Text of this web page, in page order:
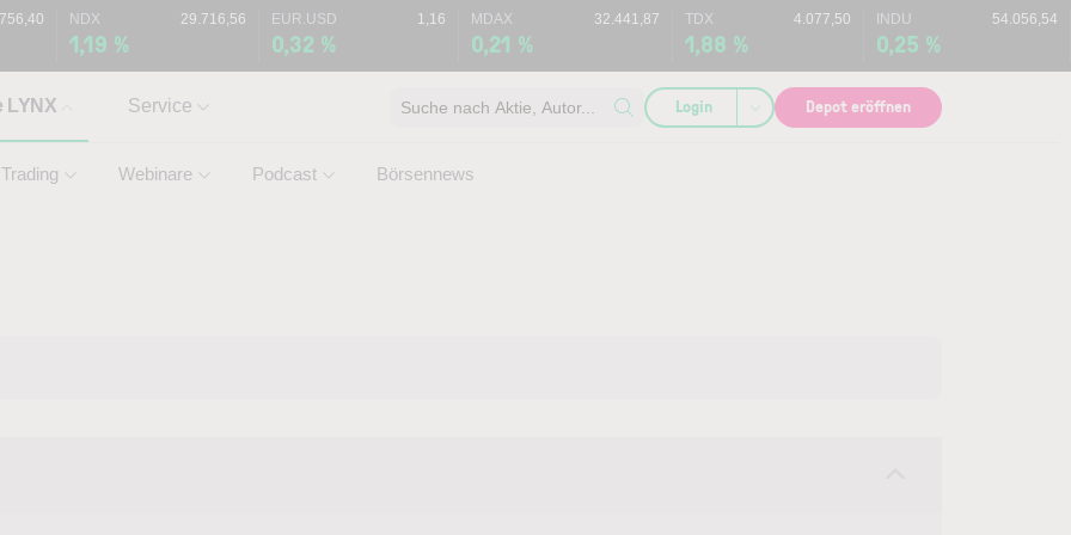
NDX 29.716,56
1,19 %
EUR.USD 1,16
0,32 %
MDAX 32.441,87
0,21 %
TDX 4.077,50
1,88 %
INDU 54.056,54
0,25 %
LYNX
Trading Webinare Podcast Börsennews
Service Suche nach Aktie, Autor... Login Depot eröffnen